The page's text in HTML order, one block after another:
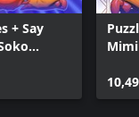
+ Say